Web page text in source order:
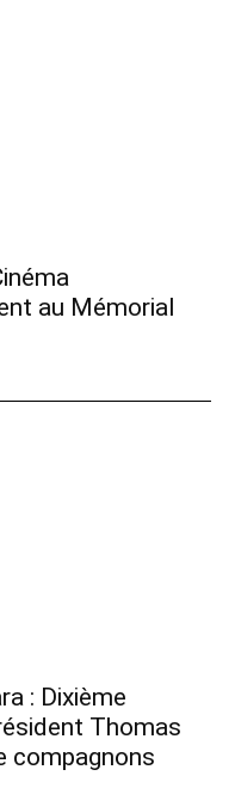
au Mémorial
: Dixième
Thomas
compagnons